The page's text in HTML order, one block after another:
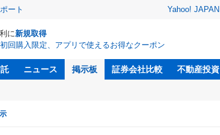
ート Yahoo! JAPAN
に新規取得
初回購入限定、アプリで使えるお得なクーポン
ニュース 掲示板 証券会社比較 不動産投資